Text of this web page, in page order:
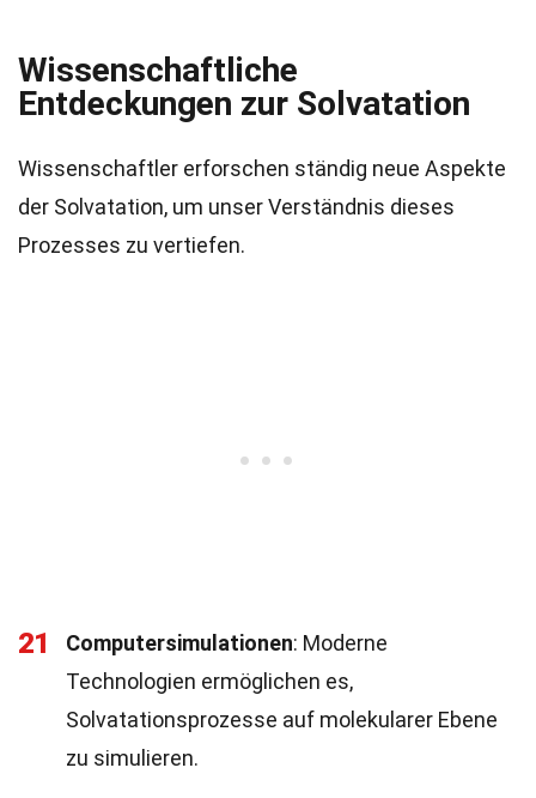
Wissenschaftliche
Entdeckungen zur Solvatation
Wissenschaftler erforschen ständig neue Aspekte
der Solvatation, um unser Verständnis dieses
Prozesses zu vertiefen.
21 Computersimulationen: Moderne
Technologien ermöglichen es,
Solvatationsprozesse auf molekularer Ebene
zu simulieren.